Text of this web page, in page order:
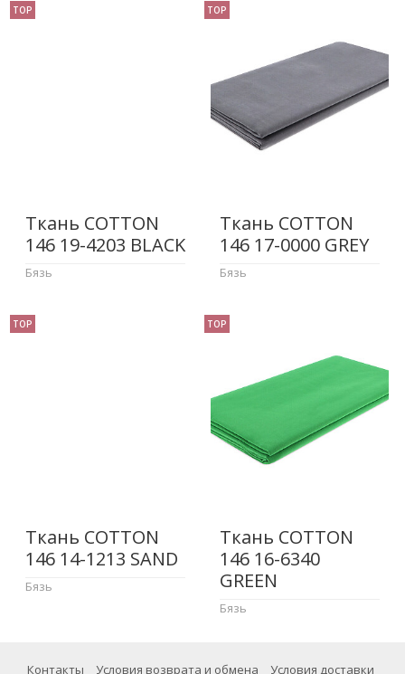
TOP
Ткань COTTON
146 19-4203 BLACK
Бязь
TOP
Ткань COTTON
146 17-0000 GREY
Бязь
TOP
Ткань COTTON
146 14-1213 SAND
Бязь
TOP
Ткань COTTON
146 16-6340
GREEN
Бязь
Контакты Условия возврата и обмена Условия доставки